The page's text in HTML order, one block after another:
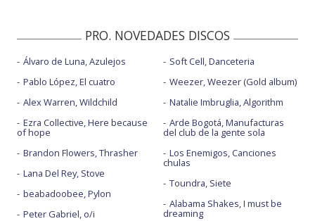
PRO. NOVEDADES DISCOS
Álvaro de Luna, Azulejos
Pablo López, El cuatro
Alex Warren, Wildchild
Ezra Collective, Here because
of hope
Brandon Flowers, Thrasher
Lana Del Rey, Stove
beabadoobee, Pylon
Peter Gabriel, o/i
Soft Cell, Danceteria
Weezer, Weezer (Gold album)
Natalie Imbruglia, Algorithm
Arde Bogotá, Manufacturas
del club de la gente sola
Los Enemigos, Canciones
chulas
Toundra, Siete
Alabama Shakes, I must be
dreaming